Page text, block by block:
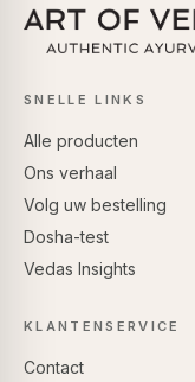
SNELLE LINKS
Alle producten
Ons verhaal
Volg uw bestelling
Dosha-test
Vedas Insights
KLANTENSERVICE
Contact